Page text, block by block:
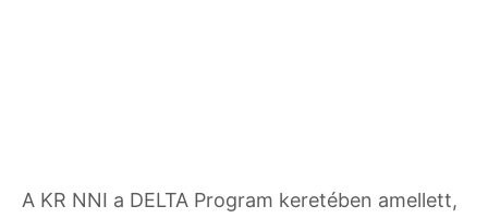
A KR NNI a DELTA Program keretében amellett,